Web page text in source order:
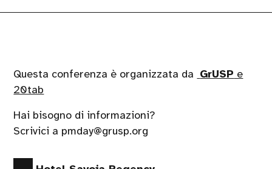
Questa conferenza è organizzata da GrUSP e
20tab
Hai bisogno di informazioni?
Scrivici a pmday@grusp.org